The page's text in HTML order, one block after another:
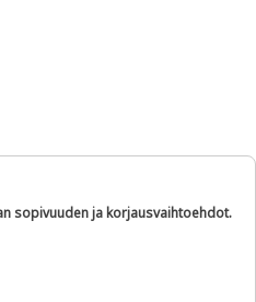
sopivuuden ja korjausvaihtoehdot.